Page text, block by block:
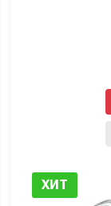
ХИТ